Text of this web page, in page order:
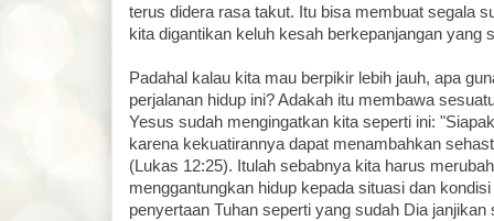
terus didera rasa takut. Itu bisa membuat segala
kita digantikan keluh kesah berkepanjangan yang
Padahal kalau kita mau berpikir lebih jauh, apa
perjalanan hidup ini? Adakah itu membawa
Yesus sudah mengingatkan kita seperti ini:
karena kekuatirannya dapat menambahkan
(Lukas 12:25). Itulah sebabnya kita harus
menggantungkan hidup kepada situasi dan
penyertaan Tuhan seperti yang sudah Dia janjikan